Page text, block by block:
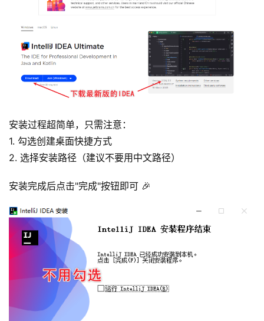
安装过程超简单，只需注意：
1. 勾选创建桌面快捷方式
2. 选择安装路径（建议不要用中文路径）
安装完成后点击"完成"按钮即可 🎉